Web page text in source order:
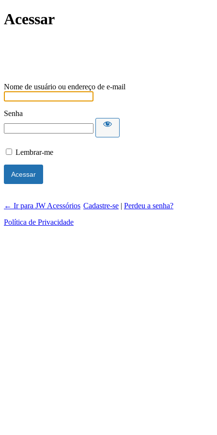
Acessar
Nome de usuário ou endereço de e-mail
Senha
Lembrar-me
Cadastre-se | Perdeu a senha?
← Ir para JW Acessórios
Política de Privacidade